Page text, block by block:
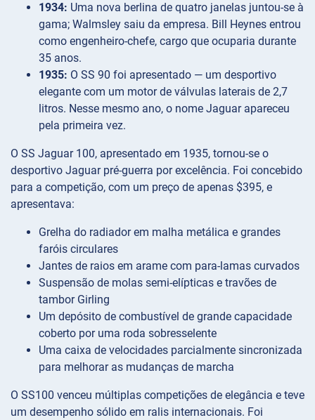
1934: Uma nova berlina de quatro janelas juntou-se à
gama; Walmsley saiu da empresa. Bill Heynes entrou
como engenheiro-chefe, cargo que ocuparia durante
35 anos.
1935: O SS 90 foi apresentado — um desportivo
elegante com um motor de válvulas laterais de 2,7
litros. Nesse mesmo ano, o nome Jaguar apareceu
pela primeira vez.
O SS Jaguar 100, apresentado em 1935, tornou-se o
desportivo Jaguar pré-guerra por excelência. Foi concebido
para a competição, com um preço de apenas $395, e
apresentava:
Grelha do radiador em malha metálica e grandes
faróis circulares
Jantes de raios em arame com para-lamas curvados
Suspensão de molas semi-elípticas e travões de
tambor Girling
Um depósito de combustível de grande capacidade
coberto por uma roda sobresselente
Uma caixa de velocidades parcialmente sincronizada
para melhorar as mudanças de marcha
O SS100 venceu múltiplas competições de elegância e teve
um desempenho sólido em ralis internacionais. Foi